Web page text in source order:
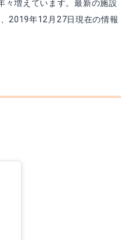
々増えています。最新の施設
2019年12月27日現在の情報